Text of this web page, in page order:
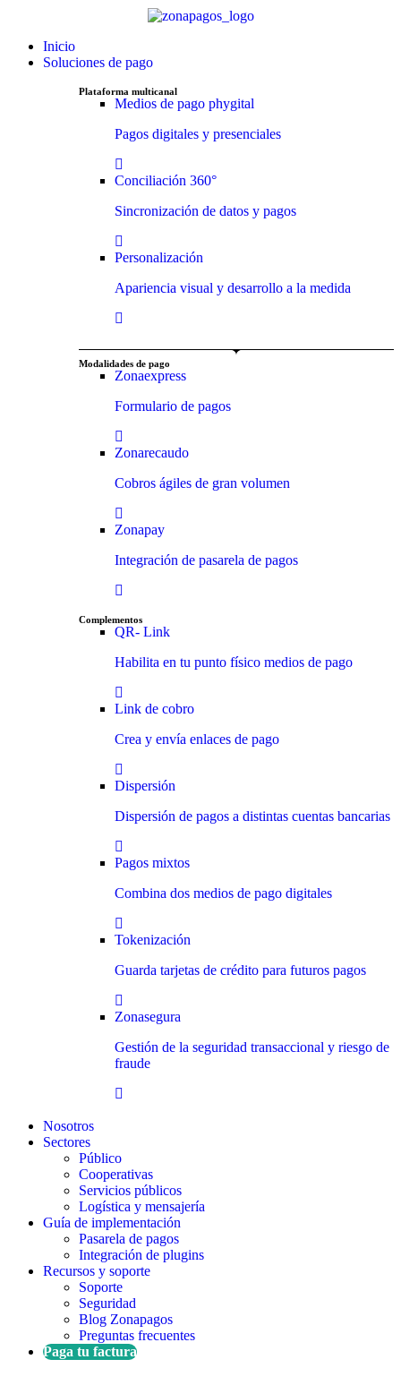
Inicio
Soluciones de pago
Plataforma multicanal
Medios de pago phygital
Pagos digitales y presenciales
Conciliación 360°
Sincronización de datos y pagos
Personalización
Apariencia visual y desarrollo a la medida
Modalidades de pago
Zonaexpress
Formulario de pagos
Zonarecaudo
Cobros ágiles de gran volumen
Zonapay
Integración de pasarela de pagos
Complementos
QR- Link
Habilita en tu punto físico medios de pago
Link de cobro
Crea y envía enlaces de pago
Dispersión
Dispersión de pagos a distintas cuentas bancarias
Pagos mixtos
Combina dos medios de pago digitales
Tokenización
Guarda tarjetas de crédito para futuros pagos
Zonasegura
Gestión de la seguridad transaccional y riesgo de
fraude
Nosotros
Sectores
Público
Cooperativas
Servicios públicos
Logística y mensajería
Guía de implementación
Pasarela de pagos
Integración de plugins
Recursos y soporte
Soporte
Seguridad
Blog Zonapagos
Preguntas frecuentes
Paga tu factura